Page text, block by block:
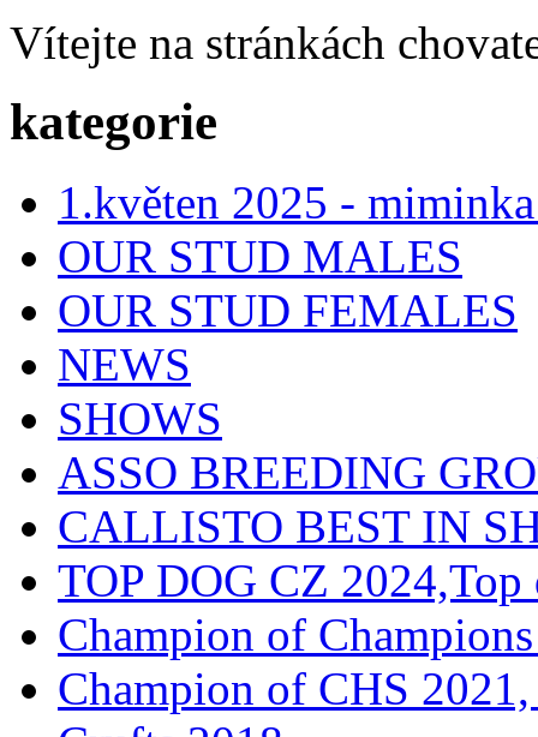
Vítejte na stránkách
kategorie
1.květen 2025 -
OUR STUD MALES
OUR STUD FEMALES
NEWS
SHOWS
ASSO BREEDING
CALLISTO BEST IN
TOP DOG CZ
Champion of
Champion of CHS